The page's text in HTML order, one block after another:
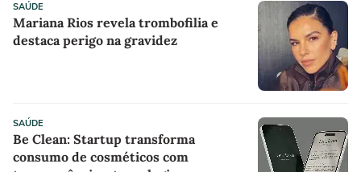
SAÚDE
Mariana Rios revela trombofilia e
destaca perigo na gravidez
SAÚDE
Be Clean: Startup transforma
consumo de cosméticos com